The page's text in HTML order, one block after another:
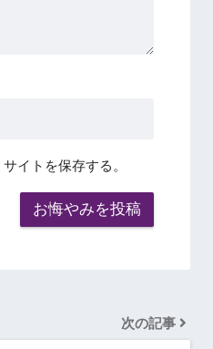
イトを保存する。
次の記事